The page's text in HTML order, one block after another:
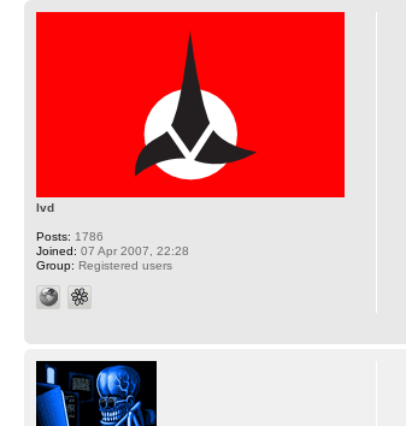
lvd
Posts: 1786
Joined: 07 Apr 2007, 22:28
Group: Registered users